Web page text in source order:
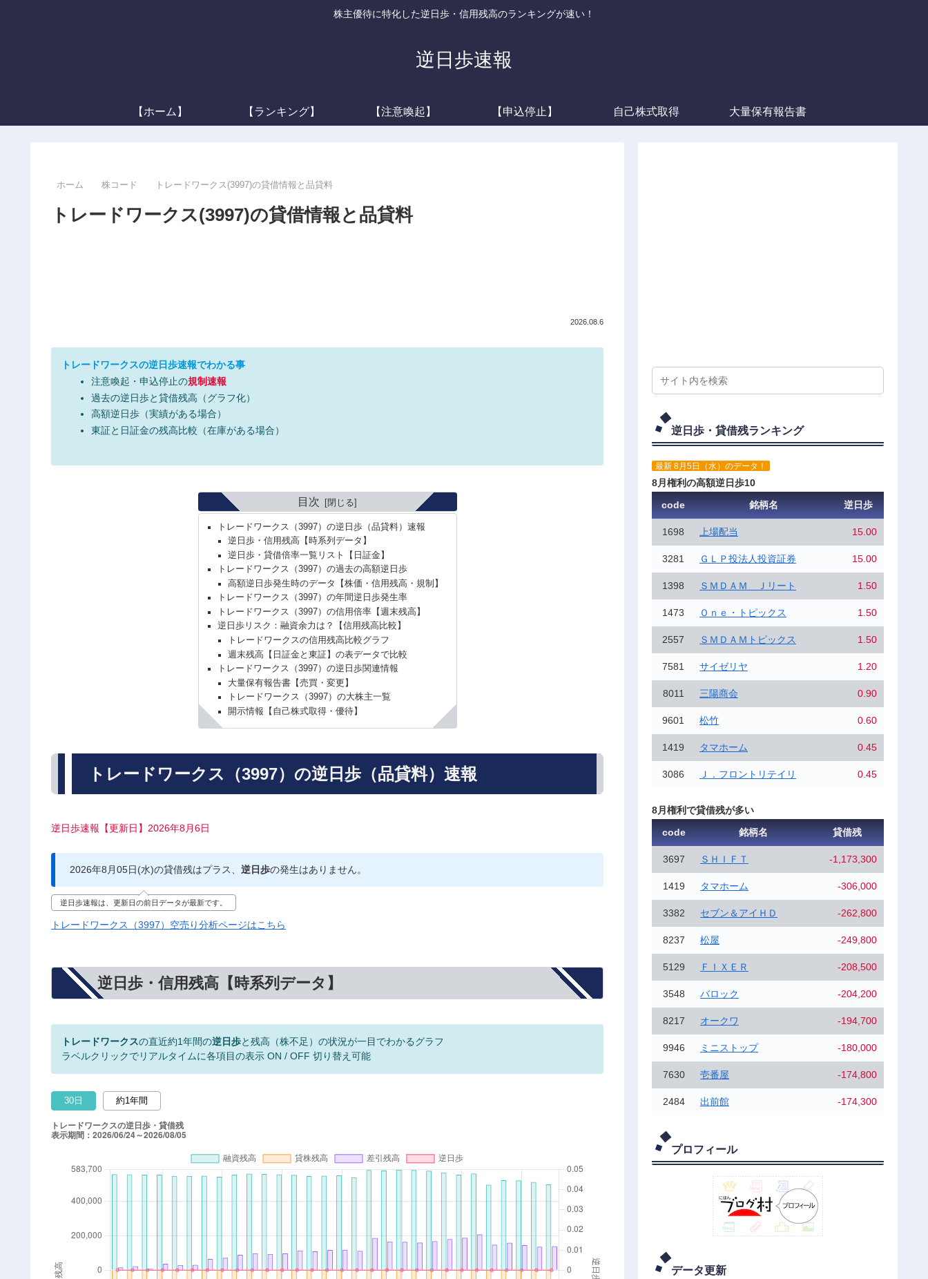
株主優待に特化した逆日歩・信用残高のランキングが速い！
逆日歩速報
【ホーム】 【ランキング】 【注意喚起】 【申込停止】 自己株式取得 大量保有報告書
ホーム 株コード トレードワークス(3997)の貸借情報と品貸料
トレードワークス(3997)の貸借情報と品貸料
2026.08.6
トレードワークスの逆日歩速報でわかる事
注意喚起・申込停止の規制速報
過去の逆日歩と貸借残高（グラフ化）
高額逆日歩（実績がある場合）
東証と日証金の残高比較（在庫がある場合）
目次
トレードワークス（3997）の逆日歩（品貸料）速報
逆日歩・信用残高【時系列データ】
逆日歩・貸借倍率一覧リスト【日証金】
トレードワークス（3997）の過去の高額逆日歩
高額逆日歩発生時のデータ【株価・信用残高・規制】
トレードワークス（3997）の年間逆日歩発生率
トレードワークス（3997）の信用倍率【週末残高】
逆日歩リスク：融資余力は？【信用残高比較】
トレードワークスの信用残高比較グラフ
週末残高【日証金と東証】の表データで比較
トレードワークス（3997）の逆日歩関連情報
大量保有報告書【売買・変更】
トレードワークス（3997）の大株主一覧
開示情報【自己株式取得・優待】
トレードワークス（3997）の逆日歩（品貸料）速報
逆日歩速報【更新日】2026年8月6日
2026年8月05日(水)の貸借残はプラス、 逆日歩の発生はありません。
逆日歩速報は、更新日の前日データが最新です。
トレードワークス（3997）空売り分析ページはこちら
逆日歩・信用残高【時系列データ】
トレードワークスの直近約1年間の逆日歩と残高（株不足）の状況が一目でわかるグラフ
ラベルクリックでリアルタイムに各項目の表示 ON / OFF 切り替え可能
30日 約1年間
逆日歩・貸借残ランキング
最新 8月5日（水）のデータ！
8月権利の高額逆日歩10
code
銘柄名 逆日歩
1698 上場配当 15.00
3281 ＧＬＰ投法人投資証券 15.00
1398 ＳＭＤＡＭ Ｊリート 1.50
1473 Ｏｎｅ・トピックス 1.50
2557 ＳＭＤＡＭトピックス 1.50
7581 サイゼリヤ 1.20
8011 三陽商会 0.90
9601 松竹 0.60
1419 タマホーム 0.45
3086 Ｊ．フロントリテイリ 0.45
8月権利で貸借残が多い
code
銘柄名 貸借残
3697 ＳＨＩＦＴ -1,173,300
1419 タマホーム -306,000
3382 セブン＆アイＨＤ -262,800
8237 松屋 -249,800
5129 ＦＩＸＥＲ -208,500
3548 バロック -204,200
8217 オークワ -194,700
9946 ミニストップ -180,000
7630 壱番屋 -174,800
2484 出前館 -174,300
プロフィール
データ更新